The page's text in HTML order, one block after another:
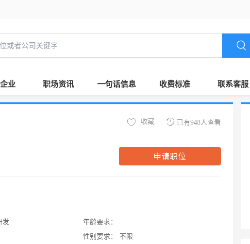
业 职场资讯 一句话信息 收费标准 联系客服
已有948人查看
收藏
申请职位
发
年龄要求：
性别要求：
不限